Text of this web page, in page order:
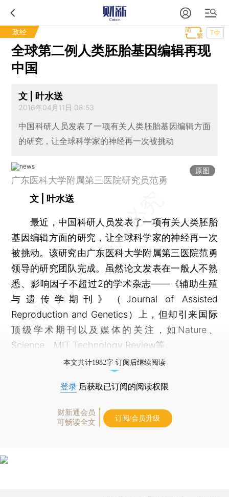
政经 T中
全球第二例人类胚胎基因编辑再现
中国
文 | 叶水送
2016年04月11日 08:53
中国科研人员发表了一项有关人类胚胎基因编辑方面
的研究，让全球科学家的神经再一次被挑动
原图
广东医科大学附属第三医院研究员范勇
文 | 叶水送
最近，中国科研人员发表了一项有关人类胚胎
基因编辑方面的研究，让全球科学家的神经再一次
被挑动。该研究由广东医科大学附属第三医院范勇
领导的研究团队完成。虽然论文发表在一般人不熟
悉、影响因子不超过2的学术杂志——《辅助生殖
与遗传学期刊》（Journal of Assisted
Reproduction and Genetics）上，但却引来国际
顶级学术期刊以及媒体的关注，如Nature、
Science、MIT Technology Review等。
本文共计1982字 订阅后继续阅读
登录 后获取已订阅的阅读权限
财新通会员
可畅读全文
订阅/会员升级